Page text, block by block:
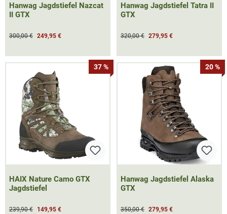
Hanwag Jagdstiefel Nazcat
II GTX
300,00 € 249,95 €
Hanwag Jagdstiefel Tatra II
GTX
320,00 € 279,95 €
37 %
HAIX Nature Camo GTX
Jagdstiefel
239,90 € 149,95 €
20 %
Hanwag Jagdstiefel Alaska
GTX
350,00 € 279,95 €